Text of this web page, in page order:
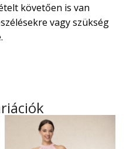
követően is van
vagy szükség